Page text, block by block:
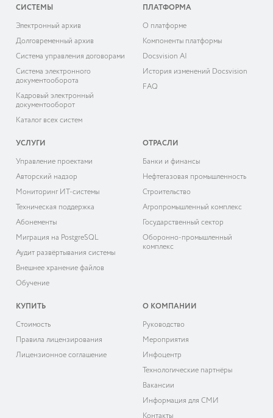
СИСТЕМЫ
Электронный архив
Долговременный архив
Система управления договорами
Система электронного
документооборота
Кадровый электронный
документооборот
Каталог всех систем
ПЛАТФОРМА
О платформе
Компоненты платформы
Docsvision AI
История изменений Docsvision
FAQ
УСЛУГИ
Управление проектами
Авторский надзор
Мониторинг ИТ-системы
Техническая поддержка
Абонементы
Миграция на PostgreSQL
Аудит развёртывания системы
Внешнее хранение файлов
Обучение
ОТРАСЛИ
Банки и финансы
Нефтегазовая промышленность
Строительство
Агропромышленный комплекс
Государственный сектор
Оборонно-промышленный
комплекс
КУПИТЬ
Cтоимость
Правила лицензирования
Лицензионное соглашение
О КОМПАНИИ
Руководство
Мероприятия
Инфоцентр
Технологические партнёры
Вакансии
Информация для СМИ
Контакты